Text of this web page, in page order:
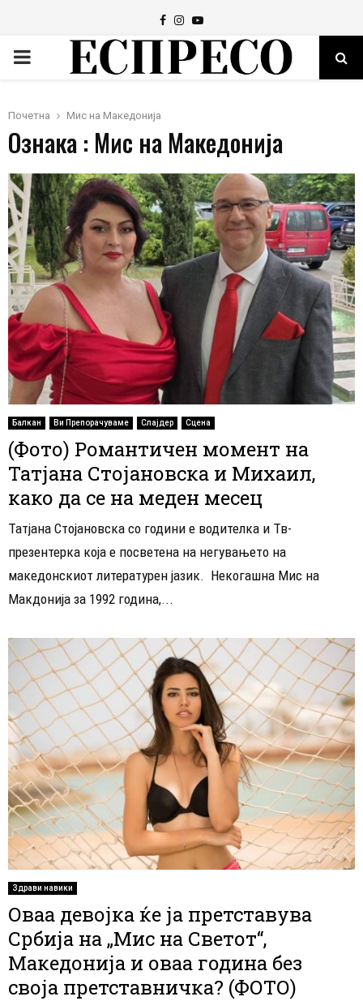
Facebook
Instagram
Youtube
PRIMARY
Почетна Мис на Македонија
Ознака : Мис на Македонија
Балкан Ви Препорачуваме Слајдер Сцена
(Фото) Романтичен момент на
Татјана Стојановска и Михаил,
како да се на меден месец
Татјана Стојановска со години е водителка и Тв-
презентерка која е посветена на негувањето на
македонскиот литературен јазик. Некогашна Мис на
Макдонија за 1992 година,...
Здрави навики
Оваа девојка ќе ја претставува
Србија на „Мис на Светот“,
Македонија и оваа година без
своја претставничка? (ФОТО)